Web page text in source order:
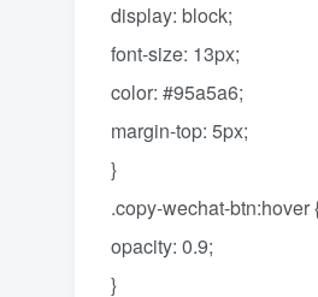
display: block;
font-size: 13px;
color: #95a5a6;
margin-top: 5px;
}
.copy-wechat-btn:hover
opacity: 0.9;
}